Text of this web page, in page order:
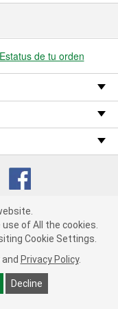
"Accept", you consent
Cookie Settings.
and Privacy Policy.
Decline
Estatus de tu orden
(3) cv1361
las cadenas de suministro
of All the cookies.
Cookie Settings.
and Privacy Policy.
Decline